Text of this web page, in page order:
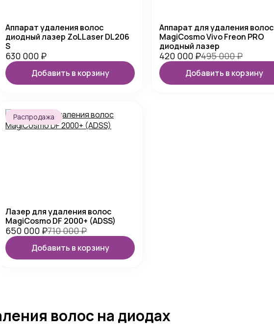
Аппарат удаления волос
диодный лазер ZoLLaser DL206
S
630 000 ₽
Добавить в корзину
Аппарат для удаления волос
MagiCosmo Vivo Freon PRO
диодный лазер
420 000 ₽495 000₽
Добавить в корзину
Распродажа
Лазер для удаления волос
MagiCosmo DF 2000+ (ADSS)
650 000 ₽710 000₽
Добавить в корзину
волос на диодах